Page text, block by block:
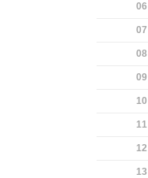
06
07
08
09
10
11
12
13